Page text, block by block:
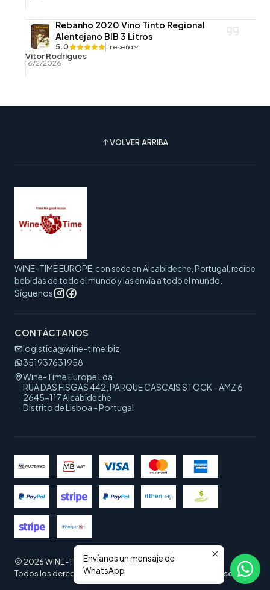
Rebanho 2020 Vino Tinto Regional
Alentejano BIB 3 Litros
5.0 1 reseña
Vitor Rodrigues
16/2/2026
VOLVER ARRIBA
WINE-TIME EUROPE, con sede en Alcabideche, Portugal, recibe
bebidas de todo el mundo y las envía a todo el mundo.
Síguenos
CONTÁCTANOS
logistica@wine-time.biz
351937631958
Wine-Time Europe Lda
RUA DAS FISGAS 442, PARQUE CASCAIS STOCK - AMZ 6
2645-117 Alcabideche
Distrito de Lisboa - Portugal
2026 WINE-TIME EUROPE.
Todos los derechos reservados.
Desarrollado por Jumpseller.
Envíanos un mensaje de
WhatsApp